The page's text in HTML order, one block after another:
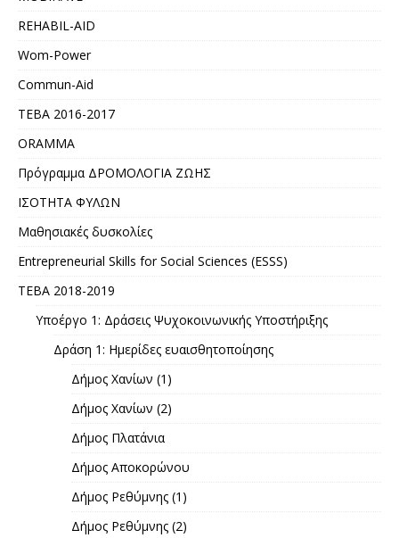
REHABIL-AID
Wom-Power
Commun-Aid
ΤΕΒΑ 2016-2017
ORAMMA
Πρόγραμμα ΔΡΟΜΟΛΟΓΙΑ ΖΩΗΣ
ΙΣΟΤΗΤΑ ΦΥΛΩΝ
Μαθησιακές δυσκολίες
Entrepreneurial Skills for Social Sciences (ESSS)
ΤΕΒΑ 2018-2019
Υποέργο 1: Δράσεις Ψυχοκοινωνικής Υποστήριξης
Δράση 1: Ημερίδες ευαισθητοποίησης
Δήμος Χανίων (1)
Δήμος Χανίων (2)
Δήμος Πλατάνια
Δήμος Αποκορώνου
Δήμος Ρεθύμνης (1)
Δήμος Ρεθύμνης (2)